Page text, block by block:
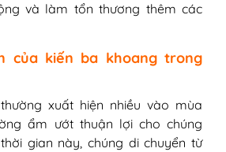
và làm tổn thương thêm các
của kiến ba khoang trong
xuất hiện nhiều vào mùa
ẩm ướt thuận lợi cho chúng
gian này, chúng di chuyển từ